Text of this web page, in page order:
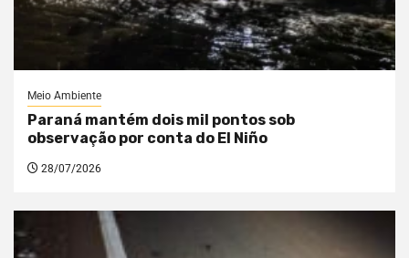
Meio Ambiente
Paraná mantém dois mil pontos sob
observação por conta do El Niño
28/07/2026